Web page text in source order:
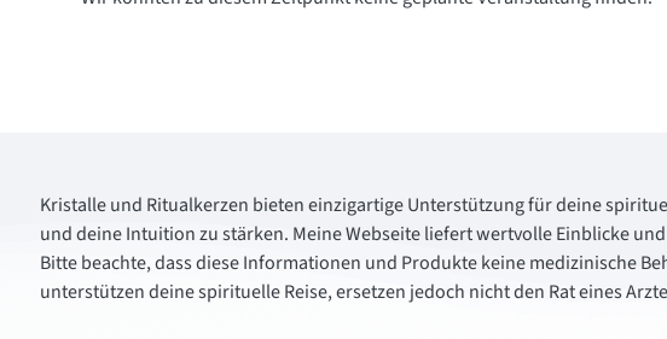
Kristalle und Ritualkerzen bieten einzigartige Unterstützung für deine
und deine Intuition zu stärken. Meine Webseite liefert wertvolle Einblicke
Bitte beachte, dass diese Informationen und Produkte keine medizinische
unterstützen deine spirituelle Reise, ersetzen jedoch nicht den Rat eines